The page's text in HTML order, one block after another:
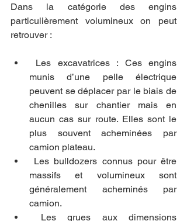
Dans la catégorie des engins
particulièrement volumineux on peut
retrouver :
munis d’une pelle électrique
peuvent se déplacer par le biais de
chenilles sur chantier mais en
aucun cas sur route. Elles sont le
plus souvent acheminées par
camion plateau.
massifs et volumineux sont
généralement acheminés par
camion.